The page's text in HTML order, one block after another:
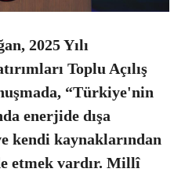
2025 Yılı
Toplu Açılış
“Türkiye'nin
enerjide dışa
kendi kaynaklarından
etmek vardır. Millî